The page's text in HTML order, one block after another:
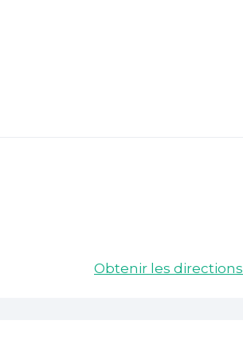
Obtenir les directions